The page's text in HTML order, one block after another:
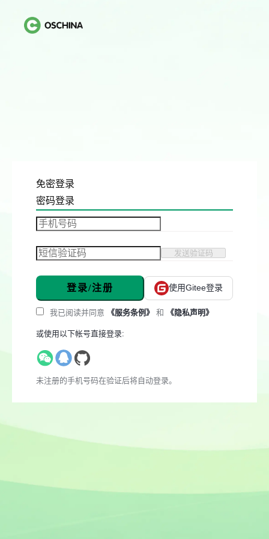
免密登录
密码登录
发送验证码
登录/注册 使用Gitee登录
我已阅读并同意 《服务条例》 和 《隐私声明》
或使用以下帐号直接登录:
未注册的手机号码在验证后将自动登录。